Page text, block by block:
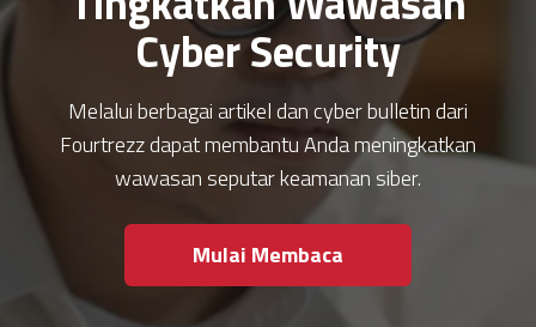
Cyber Security
Melalui berbagai artikel dan cyber bulletin dari
Fourtrezz dapat membantu Anda meningkatkan
wawasan seputar keamanan siber.
Mulai Membaca